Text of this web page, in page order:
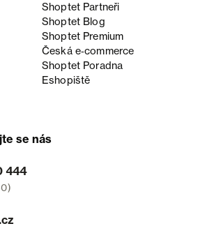
Shoptet Partneři
Shoptet Blog
Shoptet Premium
Česká e‑commerce
Shoptet Poradna
Eshopiště
se nás
444